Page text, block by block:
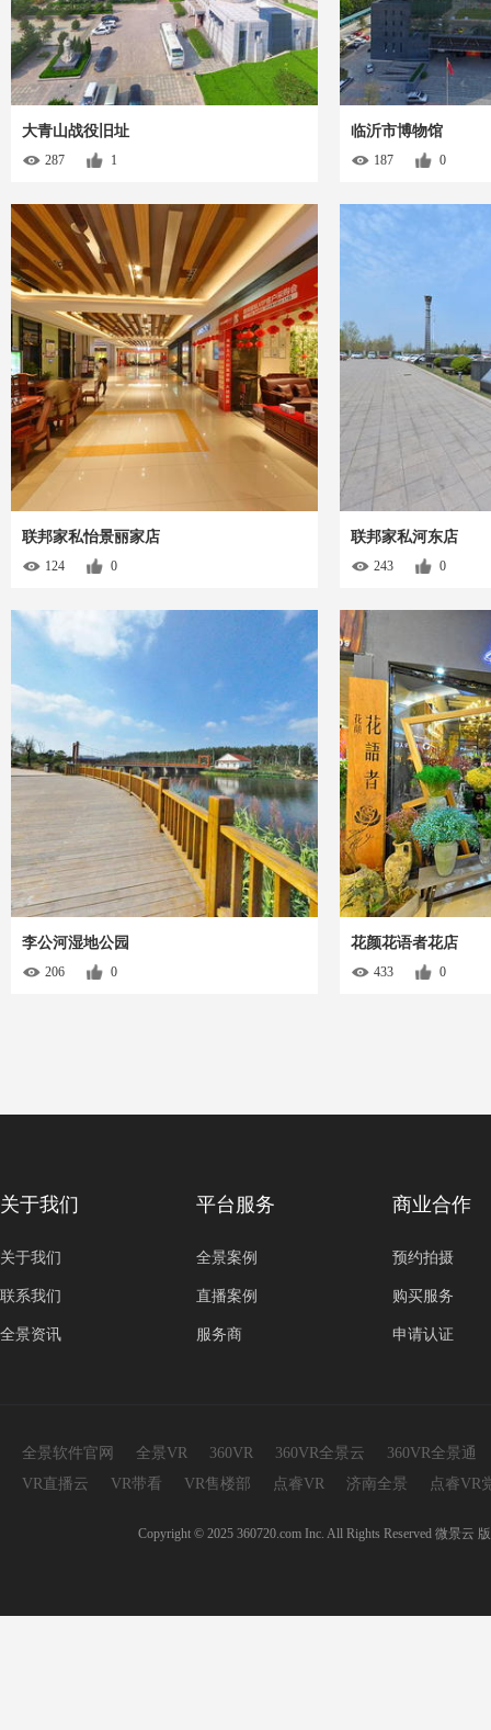
大青山战役旧址
287 1
临沂市博物馆
187 0
联邦家私怡景丽家店
124 0
联邦家私河东店
243 0
李公河湿地公园
206 0
花颜花语者花店
433 0
关于我们
关于我们
联系我们
全景资讯
平台服务
全景案例
直播案例
服务商
商业合作
预约拍摄
购买服务
申请认证
全景软件官网 全景VR 360VR 360VR全景云
360VR全景通
VR直播云
VR带看 VR售楼部 点睿VR 济南全景 点睿VR
Copyright © 2025 360720.com Inc. All Rights Reserved 微景